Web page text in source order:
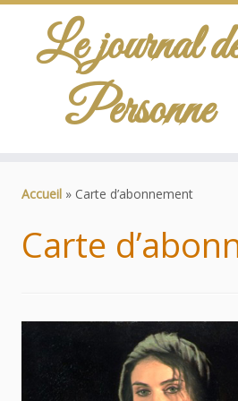
Le journal
Personne
Accueil » Carte d’abonnement
Carte